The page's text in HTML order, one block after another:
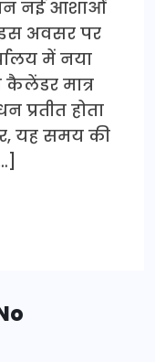
नई आशाओं
अवसर पर
में नया
कैलेंडर मात्र
प्रतीत होता
यह समय की